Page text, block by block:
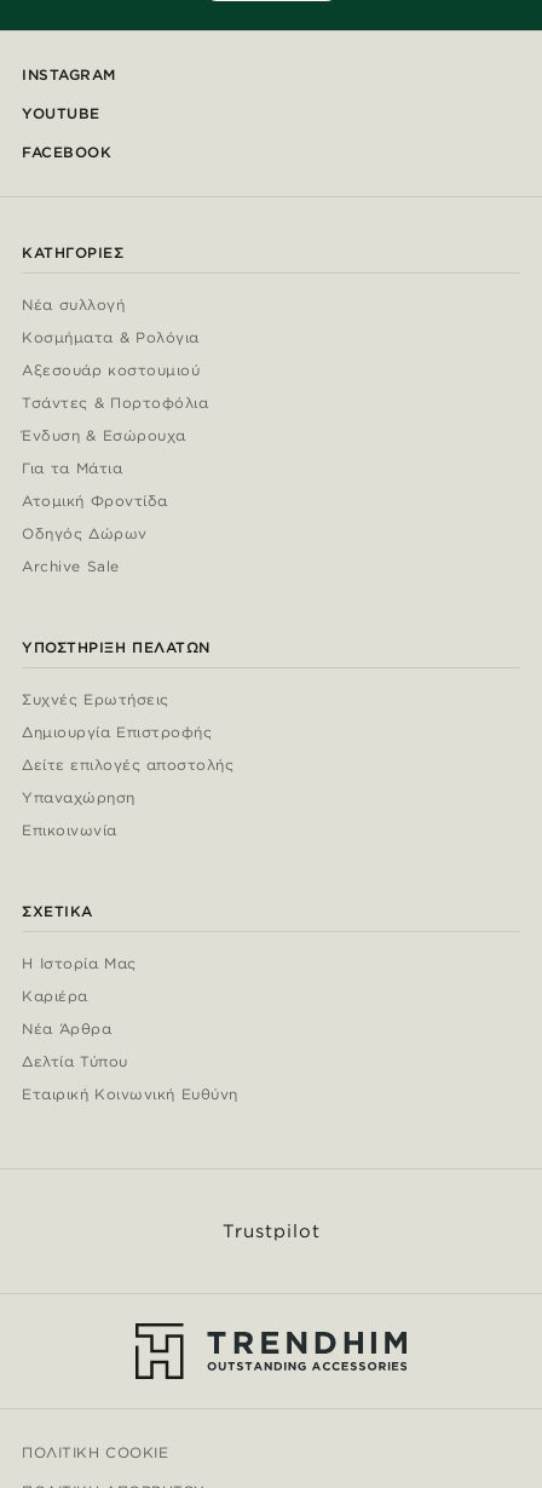
INSTAGRAM
YOUTUBE
FACEBOOK
ΚΑΤΗΓΟΡΊΕΣ
Νέα συλλογή
Κοσμήματα & Ρολόγια
Αξεσουάρ κοστουμιού
Τσάντες & Πορτοφόλια
Ένδυση & Εσώρουχα
Για τα Μάτια
Ατομική Φροντίδα
Οδηγός Δώρων
Archive Sale
ΥΠΟΣΤΉΡΙΞΗ ΠΕΛΑΤΏΝ
Συχνές Ερωτήσεις
Δημιουργία Επιστροφής
Δείτε επιλογές αποστολής
Υπαναχώρηση
Επικοινωνία
ΣΧΕΤΙΚΆ
Η Ιστορία Μας
Καριέρα
Νέα Άρθρα
Δελτία Τύπου
Εταιρική Κοινωνική Ευθύνη
Trustpilot
ΠΟΛΙΤΙΚΉ COOKIE